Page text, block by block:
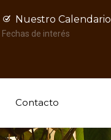
Nuestro Calendario
Fechas de interés
Contacto